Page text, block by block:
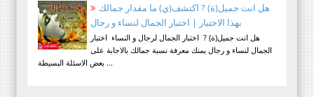
هل انت جميل(ة) ? اكتشف(ي) ما مقدار جمالك
بهذا الاختبار | اختبار الجمال لنساء و رجال
هل انت جميل(ة) ? اختبار الجمال لرجال و النساء اختبار
الجمال لنساء و رجال يمنك معرفة نسبة جمالك بالاجابة على
بعض الاسئلة البسيطة ...